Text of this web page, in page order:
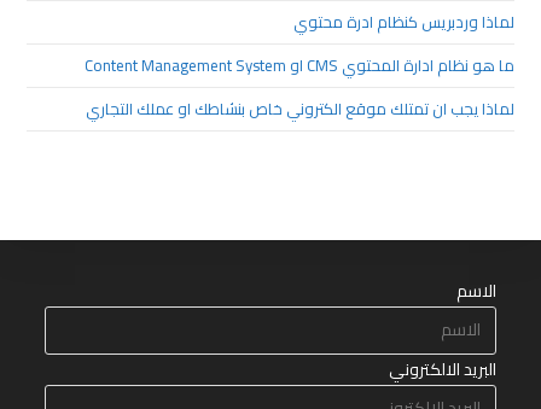
لماذا وردبريس كنظام ادرة محتوي
ما هو نظام ادارة المحتوي CMS او Content Management System
لماذا يجب ان تمتلك موقع الكتروني خاص بنشاطك او عملك التجاري
الاسم
البريد الالكتروني